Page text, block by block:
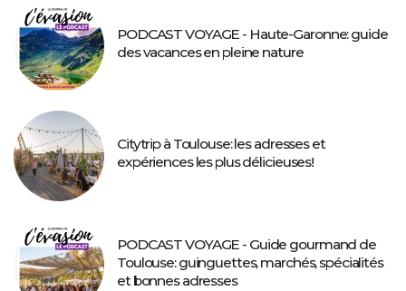
PODCAST VOYAGE - Haute-Garonne: guide
des vacances en pleine nature
Citytrip à Toulouse: les adresses et
expériences les plus délicieuses!
PODCAST VOYAGE - Guide gourmand de
Toulouse: guinguettes, marchés, spécialités
et bonnes adresses